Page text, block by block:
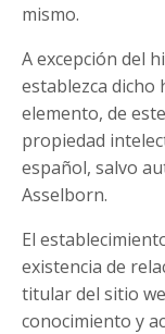
mismo.
A excepción del
establezca
elemento, de
propiedad
español, salvo
Asselborn.
El
existencia de
titular del sitio
conocimiento y